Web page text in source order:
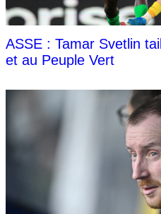
ASSE : Tamar Svetlin
et au Peuple Vert